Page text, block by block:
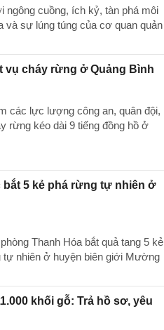
cuồng, ích kỷ, tàn phá môi
và sự lúng túng của cơ quan quản
vụ cháy rừng ở Quảng Bình
các lực lượng công an, quân đội,
rừng kéo dài 9 tiếng đồng hồ ở
bắt 5 kẻ phá rừng tự nhiên ở
Thanh Hóa bắt quả tang 5 kẻ
nhiên ở huyện biên giới Mường
khối gỗ: Trả hồ sơ, yêu